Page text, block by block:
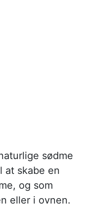
sødme
at skabe en
og som
eller i ovnen.